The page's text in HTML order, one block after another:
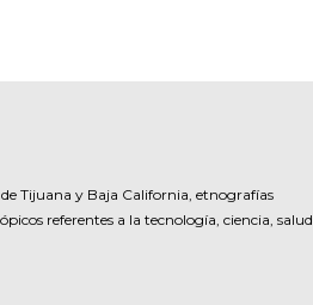
Tijuana y Baja California, etnografías
referentes a la tecnología, ciencia, salud